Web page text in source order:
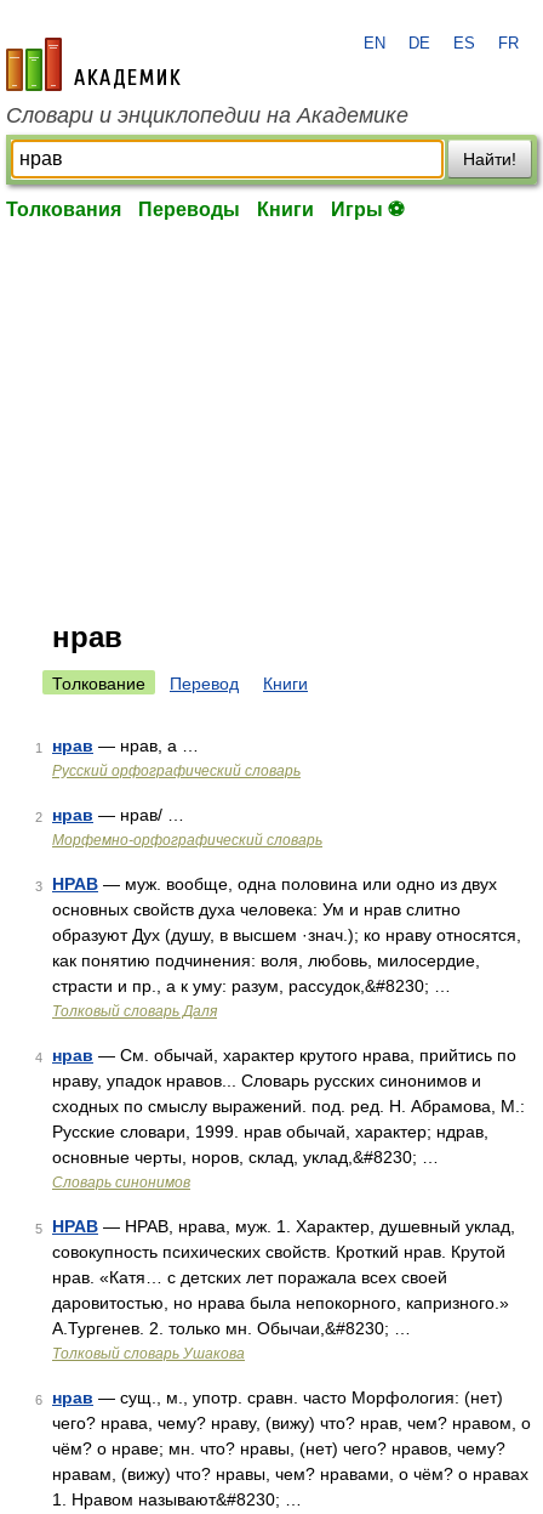
academic.ru
EN DE ES FR
Словари и энциклопедии на Академике
Найти!
Толкования Переводы Книги Игры ⚽
нрав
Толкование Перевод Книги
1 нрав — нрав, а …
Русский орфографический словарь
2 нрав — нрав/ …
Морфемно-орфографический словарь
3 НРАВ — муж. вообще, одна половина или одно из двух
основных свойств духа человека: Ум и нрав слитно
образуют Дух (душу, в высшем ·знач.); ко нраву относятся,
как понятию подчинения: воля, любовь, милосердие,
страсти и пр., а к уму: разум, рассудок,&#8230; …
Толковый словарь Даля
4 нрав — См. обычай, характер крутого нрава, прийтись по
нраву, упадок нравов... Словарь русских синонимов и
сходных по смыслу выражений. под. ред. Н. Абрамова, М.:
Русские словари, 1999. нрав обычай, характер; ндрав,
основные черты, норов, склад, уклад,&#8230; …
Словарь синонимов
5 НРАВ — НРАВ, нрава, муж. 1. Характер, душевный уклад,
совокупность психических свойств. Кроткий нрав. Крутой
нрав. «Катя… с детских лет поражала всех своей
даровитостью, но нрава была непокорного, капризного.»
А.Тургенев. 2. только мн. Обычаи,&#8230; …
Толковый словарь Ушакова
6 нрав — сущ., м., употр. сравн. часто Морфология: (нет)
чего? нрава, чему? нраву, (вижу) что? нрав, чем? нравом, о
чём? о нраве; мн. что? нравы, (нет) чего? нравов, чему?
нравам, (вижу) что? нравы, чем? нравами, о чём? о нравах
1. Нравом называют&#8230; …